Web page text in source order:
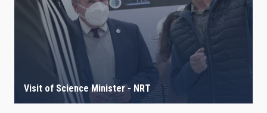
Visit of Science Minister - NRT